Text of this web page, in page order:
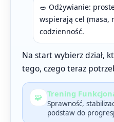
🥗 Odżywianie:
wspierają cel (masa,
codzienność.
Na start wybierz dział,
tego, czego teraz
🧩 Trening
Sprawność,
podstaw do